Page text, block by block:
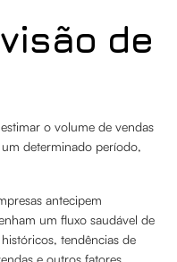
de
o volume de vendas
determinado período,
antecipem
um fluxo saudável de
tendências de
e outros fatores